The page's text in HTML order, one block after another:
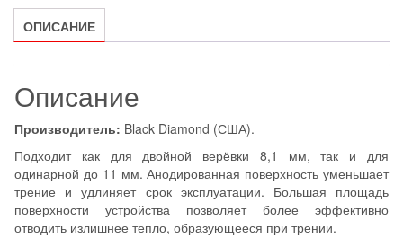
Super
ОПИСАНИЕ
Описание
Производитель: Black Diamond (США).
Подходит как для двойной верёвки 8,1 мм, так и для
одинарной до 11 мм. Анодированная поверхность уменьшает
трение и удлиняет срок эксплуатации. Большая площадь
поверхности устройства позволяет более эффективно
отводить излишнее тепло, образующееся при трении.